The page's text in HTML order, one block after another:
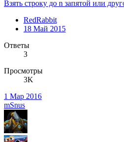
Взять строку до n запятой или
RedRabbit
18 Май 2015
Ответы
3
Просмотры
3K
1 Мар 2016
mSnus